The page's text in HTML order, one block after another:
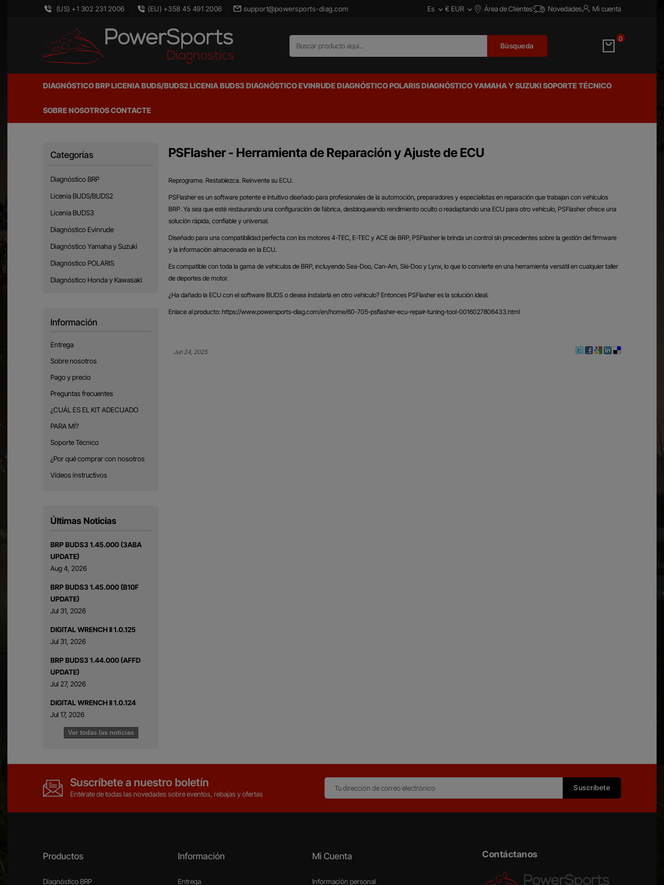
(US) +1 302 231 2006 (EU) +358 45 491 2006 support@powersports-diag.com Es  € EUR  Área de Clientes Novedades Mi cuenta
Búsqueda
0
DIAGNÓSTICO BRPLICENIA BUDS/BUDS2LICENIA BUDS3 DIAGNÓSTICO EVINRUDEDIAGNÓSTICO POLARISDIAGNÓSTICO YAMAHA Y SUZUKISOPORTE TÉCNICO
SOBRE NOSOTROSCONTACTE
Categorías
Diagnóstico BRP
Licenia BUDS/BUDS2
Licenia BUDS3
Diagnóstico Evinrude
Diagnóstico Yamaha y Suzuki
Diagnóstico POLARIS
Diagnóstico Honda y Kawasaki
Información
Entrega
Sobre nosotros
Pago y precio
Preguntas frecuentes
¿CUÁL ES EL KIT ADECUADO
PARA MÍ?
Soporte Técnico
¿Por qué comprar con nosotros
Vídeos instructivos
Últimas Noticias
BRP BUDS3 1.45.000 (3ABA
UPDATE)
Aug 4, 2026
BRP BUDS3 1.45.000 (B10F
UPDATE)
Jul 31, 2026
DIGITAL WRENCH II 1.0.125
Jul 31, 2026
BRP BUDS3 1.44.000 (AFFD
UPDATE)
Jul 27, 2026
DIGITAL WRENCH II 1.0.124
Jul 17, 2026
Ver todas las noticias
PSFlasher - Herramienta de Reparación y Ajuste de ECU
Reprograme. Restablezca. Reinvente su ECU.
PSFlasher es un software potente e intuitivo diseñado para profesionales de la automoción, preparadores y especialistas en reparación que trabajan con vehículos
BRP. Ya sea que esté restaurando una configuración de fábrica, desbloqueando rendimiento oculto o readaptando una ECU para otro vehículo, PSFlasher ofrece una
solución rápida, confiable y universal.
Diseñado para una compatibilidad perfecta con los motores 4-TEC, E-TEC y ACE de BRP, PSFlasher le brinda un control sin precedentes sobre la gestión del firmware
y la información almacenada en la ECU.
Es compatible con toda la gama de vehículos de BRP, incluyendo Sea-Doo, Can-Am, Ski-Doo y Lynx, lo que lo convierte en una herramienta versátil en cualquier taller
de deportes de motor.
¿Ha dañado la ECU con el software BUDS o desea instalarla en otro vehículo? Entonces PSFlasher es la solución ideal.
Enlace al producto:https://www.powersports-diag.com/en/home/60-705-psflasher-ecu-repair-tuning-tool-0016027806433.html
Jun 24, 2025
Suscríbete a nuestro boletín
Entérate de todas las novedades sobre eventos, rebajas y ofertas
Productos
Diagnóstico BRP
Información
Entrega
Mi Cuenta
Información personal
Contáctanos